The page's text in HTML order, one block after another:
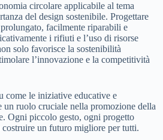
circolare applicabile al tema
del design sostenibile. Progettare
facilmente riparabili e
i rifiuti e l’uso di risorse
solo favorisce la sostenibilità
l’innovazione e la competitività
come le iniziative educative e
un ruolo cruciale nella promozione della
Ogni piccolo gesto, ogni progetto
un futuro migliore per tutti.